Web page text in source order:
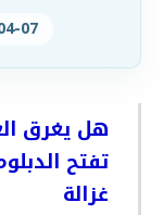
07
هل يغرق
تفتح
غزالة